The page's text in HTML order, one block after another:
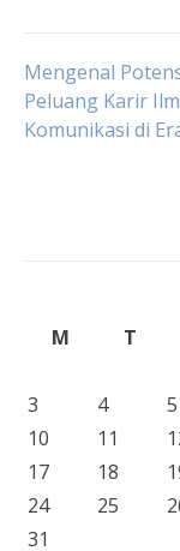
Post
Mengenal
Peluang Karir
Komunikasi di
M
T
3
4 5
10
11
17
18
24
25
31